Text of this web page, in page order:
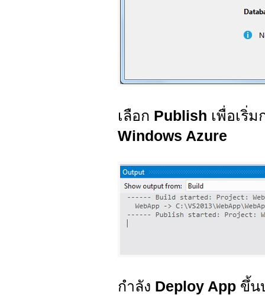
เลือก Publish เพื่อเริ่
Windows Azure
กำลัง Deploy App ขึ้น